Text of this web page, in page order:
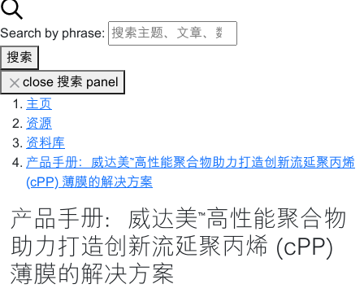
Search by phrase:
搜索
close 搜索 panel
主页
资源
资料库
产品手册：威达美™高性能聚合物助力打造创新流延聚丙烯
(cPP) 薄膜的解决方案
产品手册：威达美™高性能聚合物
助力打造创新流延聚丙烯 (cPP)
薄膜的解决方案